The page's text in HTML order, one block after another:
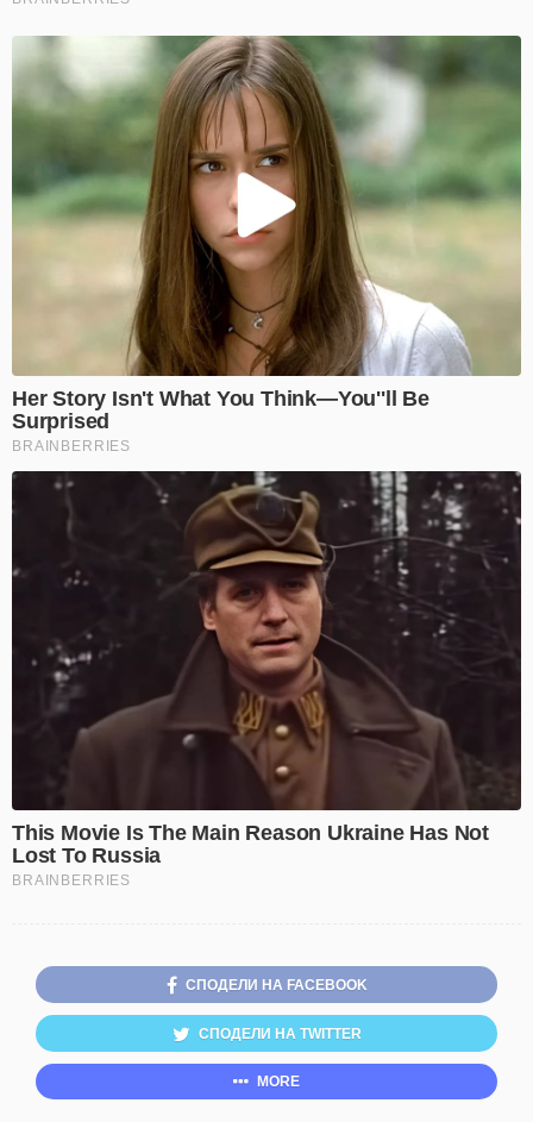
СПОДЕЛИ НА FACEBOOK
СПОДЕЛИ НА TWITTER
MORE